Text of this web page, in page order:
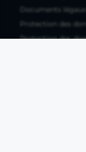
Documents légaux
Protection des
Protection des